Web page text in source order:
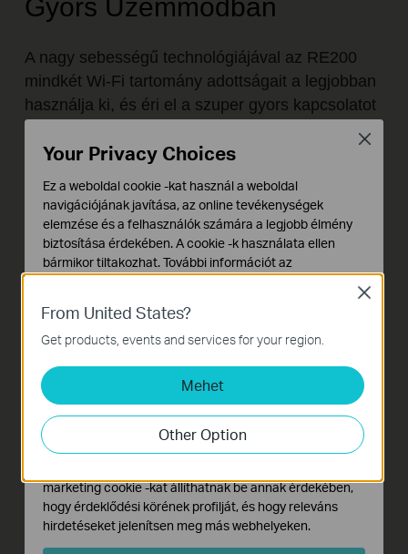
Gyors Üzemmódban
A nagy sebességű technológiájával az RE200
mindkét Wi-Fi tartomány adottságait a legjobban
használja ki, és éri el a szuper gyors kapcsolatot
és más sávszélesség-érzékeny feladatokra.
*Szuper gyors üzemmódban az RE200 a
maximális teljesítményt nyújtja, de csak az egyik
frekvencia használható (2,4GHz vagy 5GHz).
From United States?
Get products, events and services for your region.
Mehet
Other Option
Close
Your Privacy Choices
Ez a weboldal cookie -kat használ a weboldal
navigációjának javítása, az online tevékenységek
elemzése és a felhasználók számára a legjobb élmény
biztosítása érdekében. A cookie -k használata ellen
bármikor tiltakozhat. További információt az
Alap Cookie-k
Ezek a cookie -k a webhely működéséhez szükségesek,
és nem tilthatók le a rendszereiben.
Marketing és Elemző Cookie-k
Az elemző cookie -k lehetővé teszik számunkra, hogy
elemezzük weboldalunkon végzett tevékenységeit, hogy
javítsuk és módosítsuk webhelyünk működését.
marketing cookie -kat állíthatnak be annak érdekében,
hogy érdeklődési körének profilját, és hogy releváns
hirdetéseket jelenítsen meg más webhelyeken.
Close